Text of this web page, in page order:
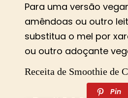
Para uma versão
amêndoas ou outro
substitua o mel por
ou outro adoçante
Receita de Smoothie de
Pin